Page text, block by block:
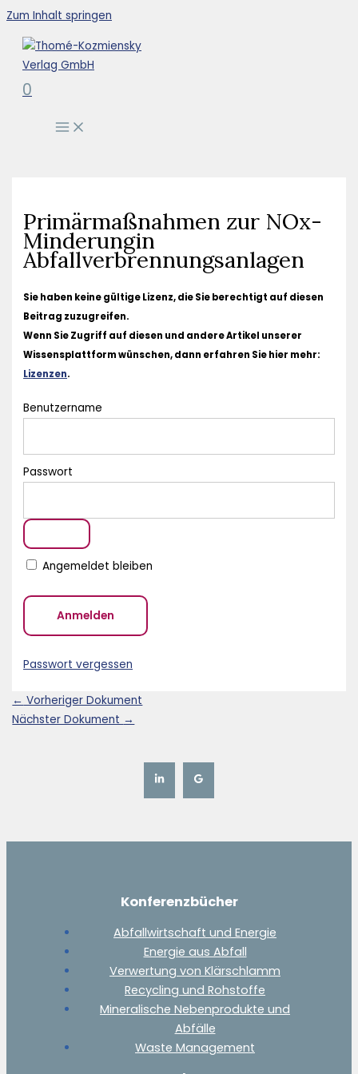
Zum Inhalt springen
0
Primärmaßnahmen zur NOx-
Minderungin
Abfallverbrennungsanlagen
Sie haben keine gültige Lizenz, die Sie berechtigt auf diesen
Beitrag zuzugreifen.
Wenn Sie Zugriff auf diesen und andere Artikel unserer
Wissensplattform wünschen, dann erfahren Sie hier mehr:
Lizenzen.
Benutzername
Passwort
Angemeldet bleiben
Passwort vergessen
← Vorheriger Dokument
Nächster Dokument →
Konferenzbücher
Abfallwirtschaft und Energie
Energie aus Abfall
Verwertung von Klärschlamm
Recycling und Rohstoffe
Mineralische Nebenprodukte und
Abfälle
Waste Management